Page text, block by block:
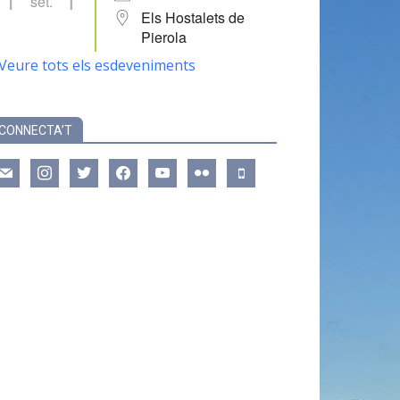
Els Hostalets de
Pierola
tots els esdeveniments
instagramtwitter facebookyoutube flickr mobile